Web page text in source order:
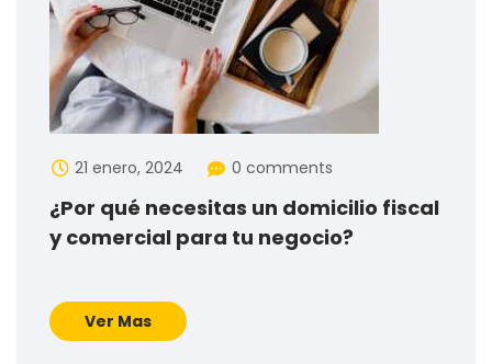
21 enero, 2024 0 comments
¿Por qué necesitas un domicilio fiscal
y comercial para tu negocio?
Ver Mas